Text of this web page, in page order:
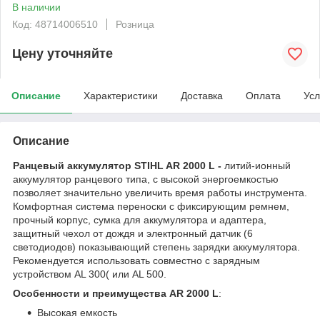
В наличии
Код: 48714006510
Розница
Цену уточняйте
Описание Характеристики Доставка Оплата
Описание
Ранцевый аккумулятор STIHL AR 2000 L - литий-ионный
аккумулятор ранцевого типа, с высокой энергоемкостью
позволяет значительно увеличить время работы инструмента.
Комфортная система переноски с фиксирующим ремнем,
прочный корпус, сумка для аккумулятора и адаптера,
защитный чехол от дождя и электронный датчик (6
светодиодов) показывающий степень зарядки аккумулятора.
Рекомендуется использовать совместно с зарядным
устройством AL 300( или AL 500.
Особенности и преимущества АR 2000 L:
Высокая емкость